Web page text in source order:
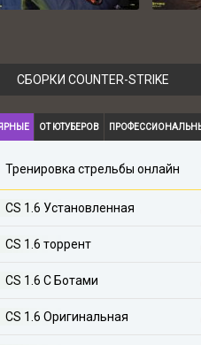
СБОРКИ COUNTER-STRIKE
ОТ ЮТУБЕРОВ
Тренировка стрельбы онлайн
CS 1.6 Установленная
CS 1.6 торрент
CS 1.6 С Ботами
CS 1.6 Оригинальная